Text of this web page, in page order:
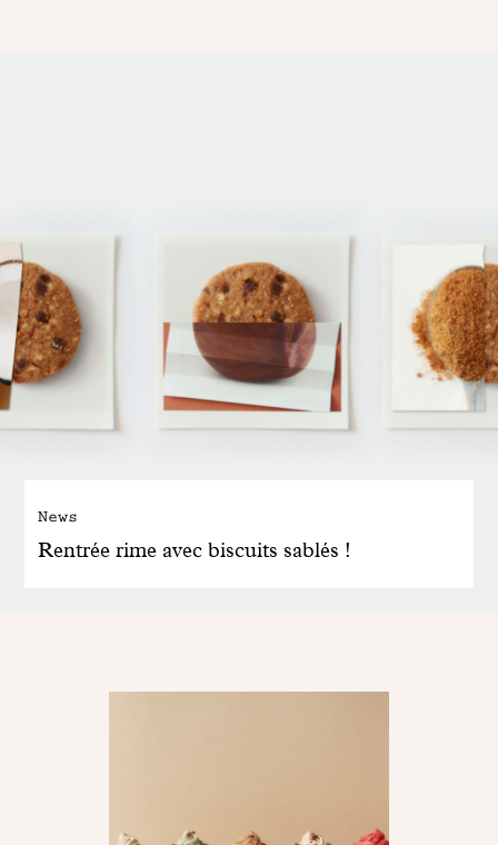
News
Rentrée rime avec biscuits sablés !